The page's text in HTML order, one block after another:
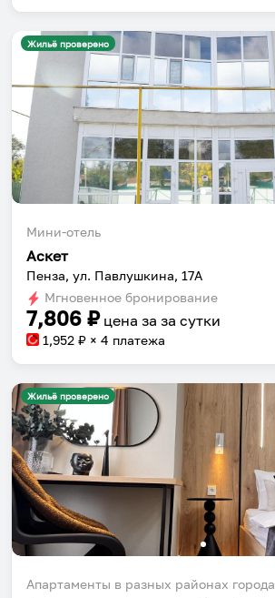
Жильё проверено
Мини-отель
Аскет
Пенза, ул. Павлушкина, 17А
Мгновенное бронирование
7,806 ₽ цена за за сутки
1,952 ₽ × 4 платежа
Жильё проверено
Апартаменты в разных районах города